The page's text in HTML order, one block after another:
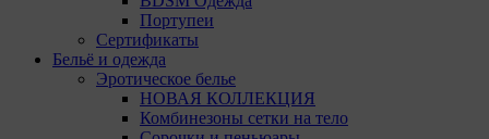
Портупеи
Сертификаты
Бельё и одежда
Эротическое белье
НОВАЯ КОЛЛЕКЦИЯ
Комбинезоны сетки на тело